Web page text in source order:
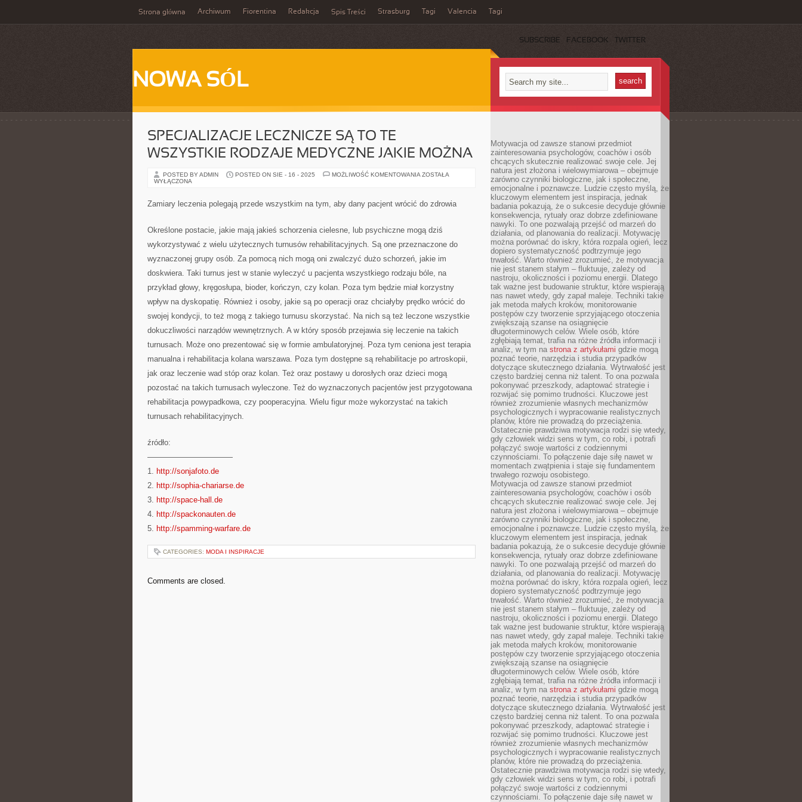
Strona główna Archiwum Fiorentina Redakcja Spis Treści Strasburg Tagi Valencia Tagi
SUBSCRIBE FACEBOOK TWITTER
NOWA SÓL
SPECJALIZACJE LECZNICZE SĄ TO TE
WSZYSTKIE RODZAJE MEDYCZNE JAKIE MOŻNA
POSTED BY ADMIN POSTED ON SIE - 16 - 2025 MOŻLIWOŚĆ KOMENTOWANIA SPECJALIZACJE
TE
WSZYSTKIE
JAKIE
MOŻNA
ZOSTAŁA
WYŁĄCZONA
Zamiary leczenia polegają przede wszystkim na tym, aby dany pacjent wrócić do zdrowia
Określone postacie, jakie mają jakieś schorzenia cielesne, lub psychiczne mogą dziś
wykorzystywać z wielu użytecznych turnusów rehabilitacyjnych. Są one przeznaczone do
wyznaczonej grupy osób. Za pomocą nich mogą oni zwalczyć dużo schorzeń, jakie im
doskwiera. Taki turnus jest w stanie wyleczyć u pacjenta wszystkiego rodzaju bóle, na
przykład głowy, kręgosłupa, bioder, kończyn, czy kolan. Poza tym będzie miał korzystny
wpływ na dyskopatię. Również i osoby, jakie są po operacji oraz chciałyby prędko wrócić do
swojej kondycji, to też mogą z takiego turnusu skorzystać. Na nich są też leczone wszystkie
dokuczliwości narządów wewnętrznych. A w który sposób przejawia się leczenie na takich
turnusach. Może ono prezentować się w formie ambulatoryjnej. Poza tym ceniona jest terapia
manualna i rehabilitacja kolana warszawa. Poza tym dostępne są rehabilitacje po artroskopii,
jak oraz leczenie wad stóp oraz kolan. Też oraz postawy u dorosłych oraz dzieci mogą
pozostać na takich turnusach wyleczone. Też do wyznaczonych pacjentów jest przygotowana
rehabilitacja powypadkowa, czy pooperacyjna. Wielu figur może wykorzystać na takich
turnusach rehabilitacyjnych.
źródło:
———————————
1. http://sonjafoto.de
2. http://sophia-chariarse.de
3. http://space-hall.de
4. http://spackonauten.de
5. http://spamming-warfare.de
CATEGORIES: MODA I INSPIRACJE
Comments are closed.
Motywacja od zawsze stanowi przedmiot
zainteresowania psychologów, coachów i osób
chcących skutecznie realizować swoje cele. Jej
natura jest złożona i wielowymiarowa – obejmuje
zarówno czynniki biologiczne, jak i społeczne,
emocjonalne i poznawcze. Ludzie często myślą, że
kluczowym elementem jest inspiracja, jednak
badania pokazują, że o sukcesie decyduje głównie
konsekwencja, rytuały oraz dobrze zdefiniowane
nawyki. To one pozwalają przejść od marzeń do
działania, od planowania do realizacji. Motywację
można porównać do iskry, która rozpala ogień, lecz
dopiero systematyczność podtrzymuje jego
trwałość. Warto również zrozumieć, że motywacja
nie jest stanem stałym – fluktuuje, zależy od
nastroju, okoliczności i poziomu energii. Dlatego
tak ważne jest budowanie struktur, które wspierają
nas nawet wtedy, gdy zapał maleje. Techniki takie
jak metoda małych kroków, monitorowanie
postępów czy tworzenie sprzyjającego otoczenia
zwiększają szanse na osiągnięcie
długoterminowych celów. Wiele osób, które
zgłębiają temat, trafia na różne źródła informacji i
analiz, w tym na strona z artykułami gdzie mogą
poznać teorie, narzędzia i studia przypadków
dotyczące skutecznego działania. Wytrwałość jest
często bardziej cenna niż talent. To ona pozwala
pokonywać przeszkody, adaptować strategie i
rozwijać się pomimo trudności. Kluczowe jest
również zrozumienie własnych mechanizmów
psychologicznych i wypracowanie realistycznych
planów, które nie prowadzą do przeciążenia.
Ostatecznie prawdziwa motywacja rodzi się wtedy,
gdy człowiek widzi sens w tym, co robi, i potrafi
połączyć swoje wartości z codziennymi
czynnościami. To połączenie daje siłę nawet w
momentach zwątpienia i staje się fundamentem
trwałego rozwoju osobistego.
Motywacja od zawsze stanowi przedmiot
zainteresowania psychologów, coachów i osób
chcących skutecznie realizować swoje cele. Jej
natura jest złożona i wielowymiarowa – obejmuje
zarówno czynniki biologiczne, jak i społeczne,
emocjonalne i poznawcze. Ludzie często myślą, że
kluczowym elementem jest inspiracja, jednak
badania pokazują, że o sukcesie decyduje głównie
konsekwencja, rytuały oraz dobrze zdefiniowane
nawyki. To one pozwalają przejść od marzeń do
działania, od planowania do realizacji. Motywację
można porównać do iskry, która rozpala ogień, lecz
dopiero systematyczność podtrzymuje jego
trwałość. Warto również zrozumieć, że motywacja
nie jest stanem stałym – fluktuuje, zależy od
nastroju, okoliczności i poziomu energii. Dlatego
tak ważne jest budowanie struktur, które wspierają
nas nawet wtedy, gdy zapał maleje. Techniki takie
jak metoda małych kroków, monitorowanie
postępów czy tworzenie sprzyjającego otoczenia
zwiększają szanse na osiągnięcie
długoterminowych celów. Wiele osób, które
zgłębiają temat, trafia na różne źródła informacji i
analiz, w tym na strona z artykułami gdzie mogą
poznać teorie, narzędzia i studia przypadków
dotyczące skutecznego działania. Wytrwałość jest
często bardziej cenna niż talent. To ona pozwala
pokonywać przeszkody, adaptować strategie i
rozwijać się pomimo trudności. Kluczowe jest
również zrozumienie własnych mechanizmów
psychologicznych i wypracowanie realistycznych
planów, które nie prowadzą do przeciążenia.
Ostatecznie prawdziwa motywacja rodzi się wtedy,
gdy człowiek widzi sens w tym, co robi, i potrafi
połączyć swoje wartości z codziennymi
czynnościami. To połączenie daje siłę nawet w